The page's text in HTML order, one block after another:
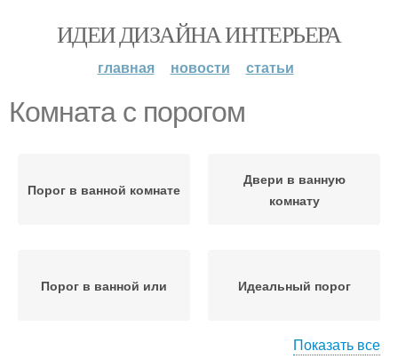
ИДЕИ ДИЗАЙНА ИНТЕРЬЕРА
главная новости статьи
Комната с порогом
Порог в ванной комнате
Двери в ванную
комнату
Порог в ванной или Идеальный порог
Показать все